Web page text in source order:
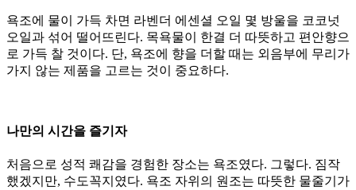
욕조에 물이 가득 차면 라벤더 에센셜 오일 몇 방울을 코코넛
오일과 섞어 떨어뜨린다. 목욕물이 한결 더 따뜻하고 편안향으
로 가득 찰 것이다. 단, 욕조에 향을 더할 때는 외음부에 무리가
가지 않는 제품을 고르는 것이 중요하다.
나만의 시간을 즐기자
처음으로 성적 쾌감을 경험한 장소는 욕조였다. 그렇다. 짐작
했겠지만, 수도꼭지였다. 욕조 자위의 원조는 따뜻한 물줄기가